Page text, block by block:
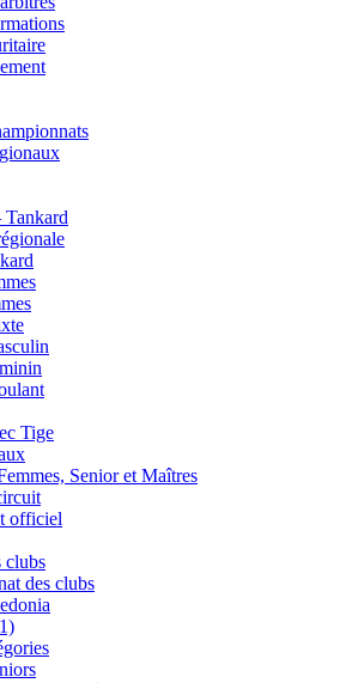
Tankard
Tige
Senior et Maîtres
officiel
clubs
des clubs